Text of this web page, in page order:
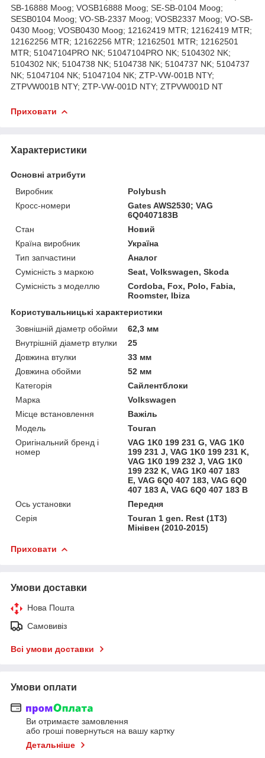
SB-16888 Moog; VOSB16888 Moog; SE-SB-0104 Moog;
SESB0104 Moog; VO-SB-2337 Moog; VOSB2337 Moog; VO-SB-
0430 Moog; VOSB0430 Moog; 12162419 MTR; 12162419 MTR;
12162256 MTR; 12162256 MTR; 12162501 MTR; 12162501
MTR; 51047104PRO NK; 51047104PRO NK; 5104302 NK;
5104302 NK; 5104738 NK; 5104738 NK; 5104737 NK; 5104737
NK; 51047104 NK; 51047104 NK; ZTP-VW-001B NTY;
ZTPVW001B NTY; ZTP-VW-001D NTY; ZTPVW001D NT
Приховати
Характеристики
Основні атрибути
Виробник
Polybush
Кросс-номери
Gates AWS2530; VAG
6Q0407183B
Стан
Новий
Країна виробник
Україна
Тип запчастини
Аналог
Сумісність з маркою
Seat, Volkswagen, Skoda
Сумісність з моделлю
Cordoba, Fox, Polo, Fabia,
Roomster, Ibiza
Користувальницькі характеристики
Зовнішній діаметр обойми
62,3 мм
Внутрішній діаметр втулки
25
Довжина втулки
33 мм
Довжина обойми
52 мм
Категорія
Сайлентблоки
Марка
Volkswagen
Місце встановлення
Важіль
Мoдель
Touran
Оригінальний бренд і
номер
VAG 1K0 199 231 G, VAG 1K0
199 231 J, VAG 1K0 199 231 K,
VAG 1K0 199 232 J, VAG 1K0
199 232 K, VAG 1K0 407 183
E, VAG 6Q0 407 183, VAG 6Q0
407 183 A, VAG 6Q0 407 183 B
Ось установки
Передня
Серія
Touran 1 gen. Rest (1T3)
Мінівен (2010-2015)
Приховати
Умови доставки
Нова Пошта
Самовивіз
Всі умови доставки
Умови оплати
Ви отримаєте замовлення
або гроші повернуться на вашу картку
Детальніше